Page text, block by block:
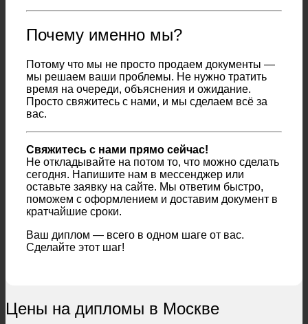
Почему именно мы?
Потому что мы не просто продаем документы —
мы решаем ваши проблемы. Не нужно тратить
время на очереди, объяснения и ожидание.
Просто свяжитесь с нами, и мы сделаем всё за
вас.
Свяжитесь с нами прямо сейчас!
Не откладывайте на потом то, что можно сделать
сегодня. Напишите нам в мессенджер или
оставьте заявку на сайте. Мы ответим быстро,
поможем с оформлением и доставим документ в
кратчайшие сроки.
Ваш диплом — всего в одном шаге от вас.
Сделайте этот шаг!
Цены на дипломы в Москве